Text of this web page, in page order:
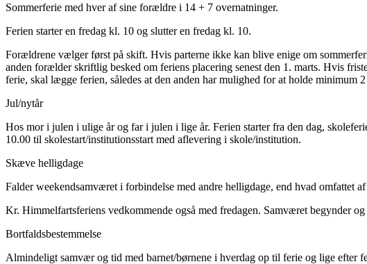
Sommerferie med hver af sine forældre i 14 + 7 overnatninger.
Ferien starter en fredag kl. 10 og slutter en fredag kl. 10.
Forældrene vælger først på skift. Hvis parterne ikke kan blive enige om
anden forælder skriftlig besked om feriens placering senest den 1. marts. Hvis
ferie, skal lægge ferien, således at den anden har mulighed for at holde minimum
Jul/nytår
Hos mor i julen i ulige år og far i julen i lige år. Ferien starter fra den dag,
10.00 til skolestart/institutionsstart med aflevering i skole/institution.
Skæve helligdage
Falder weekendsamværet i forbindelse med andre helligdage, end hvad omfattet
Kr. Himmelfartsferiens vedkommende også med fredagen. Samværet begynder
Bortfaldsbestemmelse
Almindeligt samvær og tid med barnet/børnene i hverdag op til ferie og lige efter